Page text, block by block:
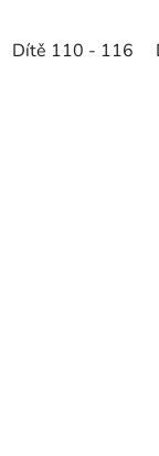
Dítě 110 - 116